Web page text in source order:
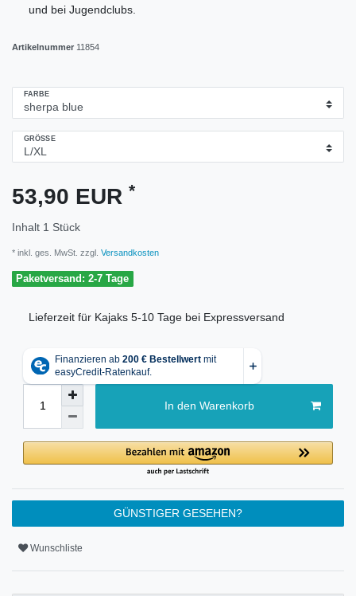
und bei Jugendclubs.
Artikelnummer 11854
FARBE
GRÖSSE
53,90 EUR *
Inhalt 1 Stück
* inkl. ges. MwSt. zzgl. Versandkosten
Paketversand: 2-7 Tage
Lieferzeit für Kajaks 5-10 Tage bei Expressversand
In den Warenkorb
GÜNSTIGER GESEHEN?
Wunschliste